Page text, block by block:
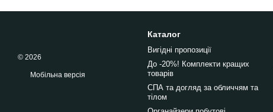
© 2026
Мобільна версія
Каталог
Вигідні пропозиції
До -20%! Комплекти кращих
товарів
СПА та догляд за обличчям та
тілом